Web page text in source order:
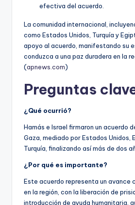
efectiva del acuerdo.
La comunidad internacional,
como Estados Unidos, Turquía y
apoyo al acuerdo, manifestando su
conduzca a una paz duradera en la
(apnews.com)
Preguntas
¿Qué ocurrió?
Hamás e Israel firmaron un acuerdo
Gaza, mediado por Estados Unidos,
Turquía, finalizando así más de dos
¿Por qué es importante?
Este acuerdo representa un avance
en la región, con la liberación de
introducción de ayuda humanitaria,